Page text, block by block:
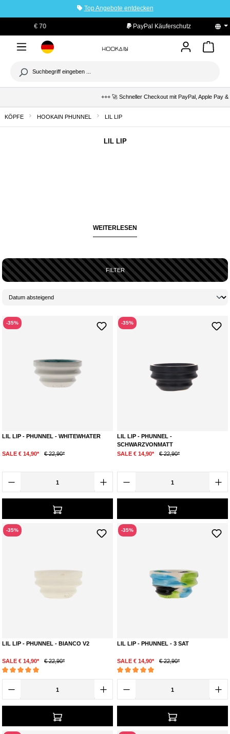
Top Angebote entdecken
PayPal Käuferschutz
+++ 🚀 Schneller Checkout mit PayPal, Apple Pay &
KÖPFE HOOKAIN PHUNNEL LIL LIP
LIL LIP
WEITERLESEN
FILTER
-35%
LIL LIP - PHUNNEL - WHITEWHATER
SALE € 14,90* € 22,90*
-35%
LIL LIP - PHUNNEL -
SCHWARZVONMATT
SALE € 14,90*
€ 22,90*
-35%
LIL LIP - PHUNNEL - BIANCO V2
SALE € 14,90* € 22,90*
Durchschnittliche Bewertung von 5 von 5 Sternen
-35%
LIL LIP - PHUNNEL - 3 SAT
SALE € 14,90* € 22,90*
Durchschnittliche Bewertung von 5 von 5